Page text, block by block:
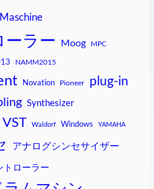
Maschine
ラー Moog MPC
NAMM2015
Novation Pioneer plug-in
Synthesizer
VST Waldorf Windows YAMAHA
アナログシンセサイザー
トローラー